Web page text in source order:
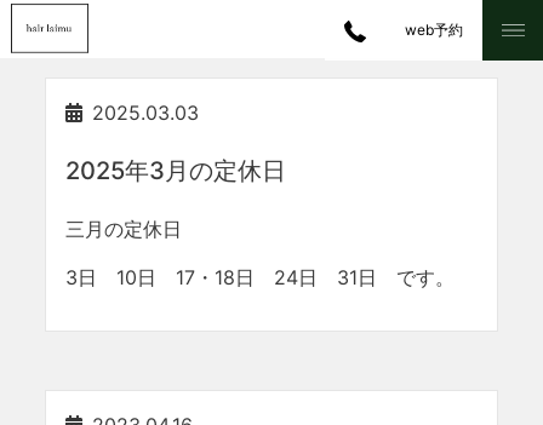
web予約
2025.03.03
2025年3月の定休日
三月の定休日
3日 10日 17・18日 24日 31日 です。